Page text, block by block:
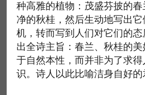
种高雅的植物：茂盛芬披的
净的秋桂，然后生动地写出它
机，转而写到人们对它们的态
出全诗主旨：春兰、秋桂的美
于自然本性，而并非为了求得
识。诗人以此比喻洁身自好的